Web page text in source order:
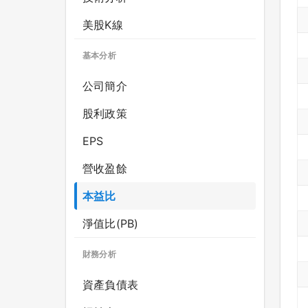
美股K線
基本分析
公司簡介
股利政策
EPS
營收盈餘
本益比
淨值比(PB)
財務分析
資產負債表